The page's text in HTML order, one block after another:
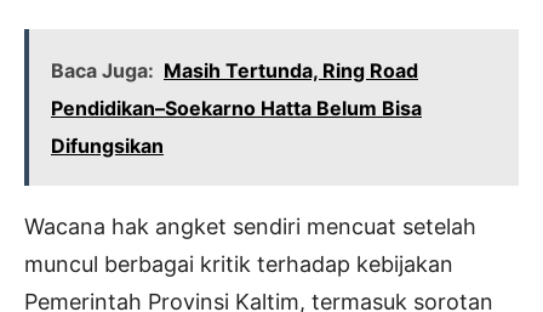
Baca Juga: Masih Tertunda, Ring Road
Pendidikan–Soekarno Hatta Belum Bisa
Difungsikan
Wacana hak angket sendiri mencuat setelah
muncul berbagai kritik terhadap kebijakan
Pemerintah Provinsi Kaltim, termasuk sorotan